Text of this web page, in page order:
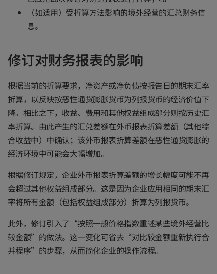
（如适用）受折算方法影响的境外经营的汇总财务信
息。
修订对财务报表的影响
根据当前的折算要求，净资产或净负债按报告日的期末汇率
折算，以反映按恶性通货膨胀货币为列报货币的经济价值下
降。相比之下，收益、费用和其他权益组成部分则按历史汇
率折算。由此产生的汇兑差额在外币报表折算差额（其他综
合收益中）中确认；该外币报表折算差额在恶性通货膨胀的
经济环境中可能会大幅增加。
根据修订规定，企业外币报表折算差额的增长幅度可能不再
会超过其他权益组成部分。这是因为企业应用相同的期末汇
率将所有金额（包括权益组成部分）折算为列报货币。
此外，修订引入了“按照一般价格指数重述某些境外经营比
较金额”的做法。这一变化可省去“对比较金额重新执行合
并程序”的步骤，从而简化企业的操作流程。